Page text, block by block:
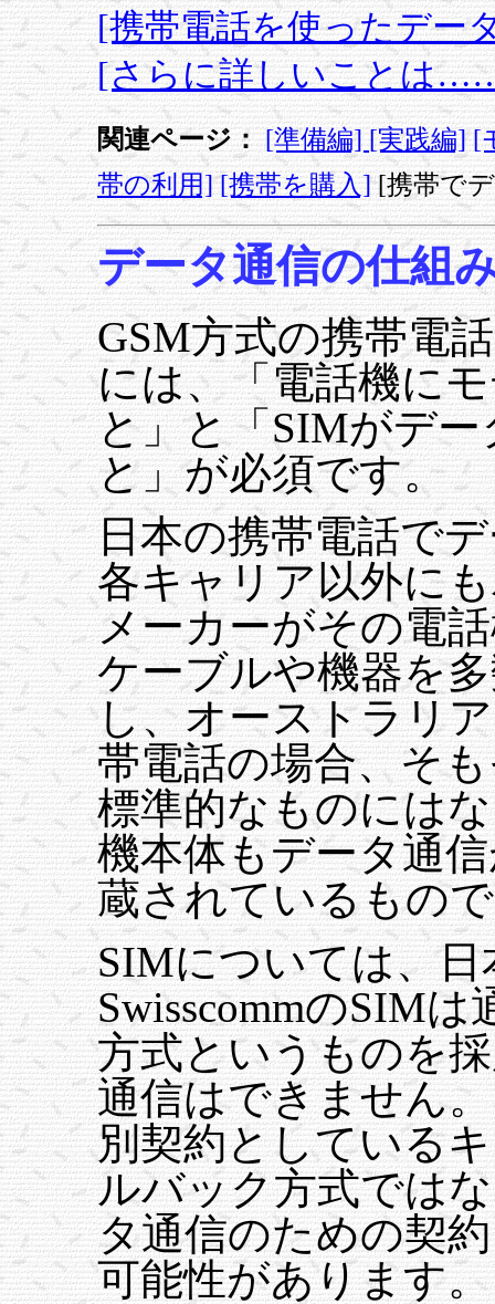
[携帯電話を使ったデー
[さらに詳しいことは
関連ページ：[準備編][実践編] [
帯の利用] [携帯を購入] [携帯で
データ通信の仕組
GSM方式の携帯電
には、「電話機に
と」と「SIMがデ
と」が必須です。
日本の携帯電話で
各キャリア以外に
メーカーがその電
ケーブルや機器を
し、オーストラリ
帯電話の場合、そ
標準的なものには
機本体もデータ通
蔵されているもの
SIMについては、
SwisscommのSIM
方式というものを
通信はできません
別契約としている
ルバック方式では
タ通信のための契
可能性があります。